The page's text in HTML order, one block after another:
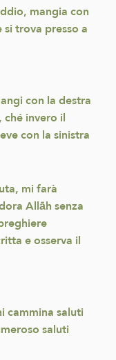
mangia con
trova presso a
con la destra
ché invero il
con la sinistra
mi farà
Allāh senza
e osserva il
cammina saluti
saluti